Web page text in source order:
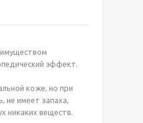
эффект.
коже, но при
не имеет запаха,
никаких веществ.